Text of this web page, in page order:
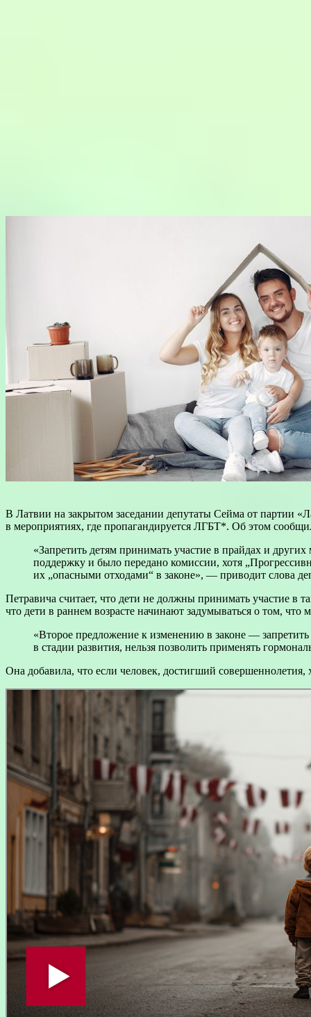
В Латвии на закрытом заседании депутаты Сейма от партии
в мероприятиях, где пропагандируется ЛГБТ*. Об этом
«Запретить детям принимать участие в прайдах и
поддержку и было передано комиссии, хотя
их „опасными отходами“ в законе», — приводит слова
Петравича считает, что дети не должны принимать участие в
что дети в раннем возрасте начинают задумываться о том, что
«Второе предложение к изменению в законе —
в стадии развития, нельзя позволить применять
Она добавила, что если человек, достигший совершеннолетия,